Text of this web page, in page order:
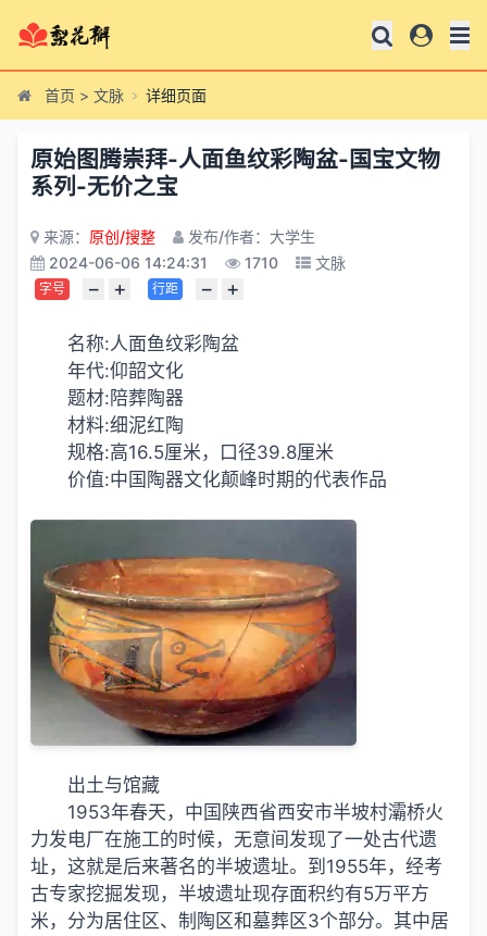
首页 > 文脉 详细页面
原始图腾崇拜-人面鱼纹彩陶盆-国宝文物
系列-无价之宝
来源： 原创/搜整
发布/作者：大学生
2024-06-06 14:24:31
1710 文脉
字号 − + 行距 − +
名称:人面鱼纹彩陶盆
年代:仰韶文化
题材:陪葬陶器
材料:细泥红陶
规格:高16.5厘米，口径39.8厘米
价值:中国陶器文化颠峰时期的代表作品
出土与馆藏
1953年春天，中国陕西省西安市半坡村灞桥火
力发电厂在施工的时候，无意间发现了一处古代遗
址，这就是后来著名的半坡遗址。到1955年，经考
古专家挖掘发现，半坡遗址现存面积约有5万平方
米，分为居住区、制陶区和墓葬区3个部分。其中居